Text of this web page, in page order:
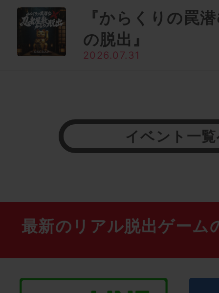
『からくりの罠
の脱出』
2026.07.31
イベント一
最新のリアル脱出ゲーム